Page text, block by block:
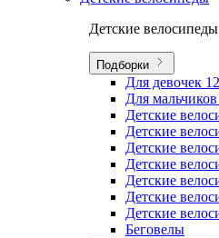
Детские велосипеды
Подборки
Для девочек
Для мальчиков
Детские
Детские
Детские
Детские
Детские
Детские
Детские
Беговелы